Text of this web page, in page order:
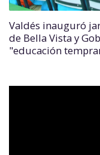
Valdés inauguró
de Bella Vista y
"educación